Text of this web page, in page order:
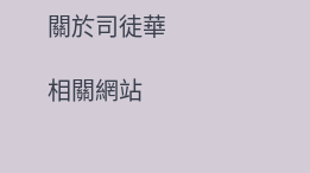
關於司徒華
相關網站